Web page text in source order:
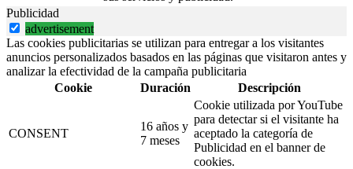
Publicidad
advertisement
Las cookies publicitarias se utilizan para entregar a los visitantes
anuncios personalizados basados en las páginas que visitaron antes y
analizar la efectividad de la campaña publicitaria
Cookie
Duración Descripción
CONSENT
16 años y
7 meses
Cookie utilizada por YouTube
para detectar si el visitante ha
aceptado la categoría de
Publicidad en el banner de
cookies.